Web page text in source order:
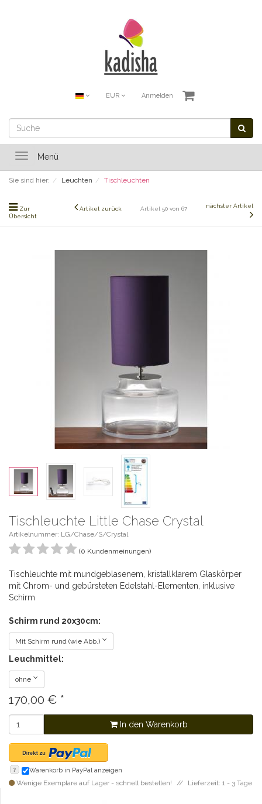
EUR Anmelden
ToggleMenü
Sie sind hier: Leuchten Tischleuchten
Zur
Übersicht
Artikel zurück Artikel 50 von 67 nächster Artikel
Tischleuchte Little Chase Crystal
Artikelnummer: LG/Chase/S/Crystal
(0 Kundenmeinungen)
Tischleuchte mit mundgeblasenem, kristallklarem Glaskörper
mit Chrom- und gebürsteten Edelstahl-Elementen, inklusive
Schirm
Schirm rund 20x30cm:
Mit Schirm rund (wie Abb.)
Leuchmittel:
ohne
170,00 € *
In den Warenkorb
? Warenkorb in PayPal anzeigen
Wenige Exemplare auf Lager - schnell bestellen! Lieferzeit: 1 - 3 Tage